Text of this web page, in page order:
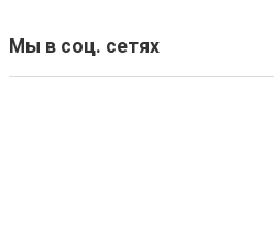
Мы в соц. сетях